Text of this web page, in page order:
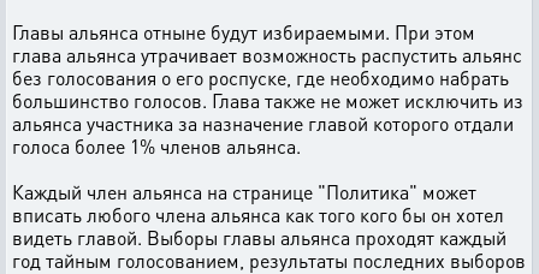
Главы альянса отныне будут избираемыми. При этом
глава альянса утрачивает возможность распустить альянс
без голосования о его роспуске, где необходимо набрать
большинство голосов. Глава также не может исключить из
альянса участника за назначение главой которого отдали
голоса более 1% членов альянса.
Каждый член альянса на странице "Политика" может
вписать любого члена альянса как того кого бы он хотел
видеть главой. Выборы главы альянса проходят каждый
год тайным голосованием, результаты последних выборов